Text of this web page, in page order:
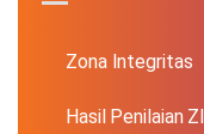
Zona Integritas
Hasil Penilaian ZI